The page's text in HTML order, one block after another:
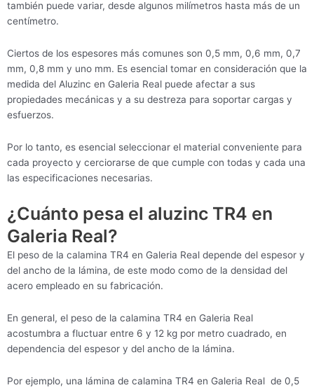
también puede variar, desde algunos milímetros hasta más de un
centímetro.
Ciertos de los espesores más comunes son 0,5 mm, 0,6 mm, 0,7
mm, 0,8 mm y uno mm. Es esencial tomar en consideración que la
medida del Aluzinc en Galeria Real puede afectar a sus
propiedades mecánicas y a su destreza para soportar cargas y
esfuerzos.
Por lo tanto, es esencial seleccionar el material conveniente para
cada proyecto y cerciorarse de que cumple con todas y cada una
las especificaciones necesarias.
¿Cuánto pesa el aluzinc TR4 en
Galeria Real?
El peso de la calamina TR4 en Galeria Real depende del espesor y
del ancho de la lámina, de este modo como de la densidad del
acero empleado en su fabricación.
En general, el peso de la calamina TR4 en Galeria Real
acostumbra a fluctuar entre 6 y 12 kg por metro cuadrado, en
dependencia del espesor y del ancho de la lámina.
Por ejemplo, una lámina de calamina TR4 en Galeria Real de 0,5